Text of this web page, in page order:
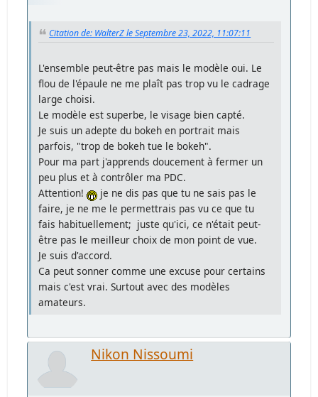
Citation de: WalterZ le Septembre 23, 2022, 11:07:11
L'ensemble peut-être pas mais le modèle oui. Le
flou de l'épaule ne me plaît pas trop vu le cadrage
large choisi.
Le modèle est superbe, le visage bien capté.
Je suis un adepte du bokeh en portrait mais
parfois, "trop de bokeh tue le bokeh".
Pour ma part j'apprends doucement à fermer un
peu plus et à contrôler ma PDC.
Attention!
je ne dis pas que tu ne sais pas le
faire, je ne me le permettrais pas vu ce que tu
fais habituellement; juste qu'ici, ce n'était peut-
être pas le meilleur choix de mon point de vue.
Je suis d'accord.
Ca peut sonner comme une excuse pour certains
mais c'est vrai. Surtout avec des modèles
amateurs.
Nikon Nissoumi